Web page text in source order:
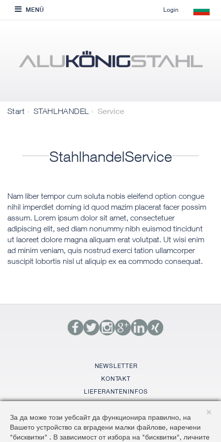
MENÜ Login
Start STAHLHANDEL Service
StahlhandelService
Nam liber tempor cum soluta nobis eleifend option congue
nihil imperdiet doming id quod mazim placerat facer possim
assum. Lorem ipsum dolor sit amet, consectetuer
adipiscing elit, sed diam nonummy nibh euismod tincidunt
ut laoreet dolore magna aliquam erat volutpat. Ut wisi enim
ad minim veniam, quis nostrud exerci tation ullamcorper
suscipit lobortis nisl ut aliquip ex ea commodo consequat.
NEWSLETTER
KONTAKT
LIEFERANTENINFOS
SITEMAP
AGBS
За да може този уебсайт да функционира правилно, на
Вашето устройство са вградени малки файлове, наречени
"бисквитки" . В зависимост от избора на "бисквитки", личните